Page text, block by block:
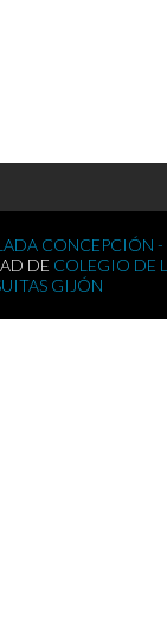
CONCEPCIÓN -
DE COLEGIO DE
GIJÓN